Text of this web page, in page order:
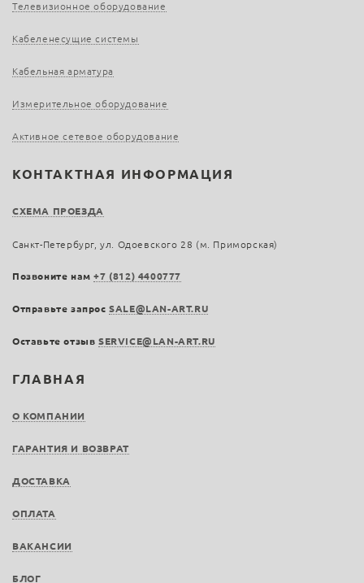
ГЛАВНАЯ
О КОМПАНИИ
ГАРАНТИЯ И ВОЗВРАТ
ДОСТАВКА
ОПЛАТА
ВАКАНСИИ
БЛОГ
Телевизионное оборудование
Кабеленесущие системы
Кабельная арматура
Измерительное оборудование
Активное сетевое оборудование
КОНТАКТНАЯ ИНФОРМАЦИЯ
СХЕМА ПРОЕЗДА
Санкт-Петербург, ул. Одоевского 28 (м. Приморская)
Позвоните нам+7 (812) 4400777
Отправьте запросSALE@LAN-ART.RU
Оставьте отзыв SERVICE@LAN-ART.RU